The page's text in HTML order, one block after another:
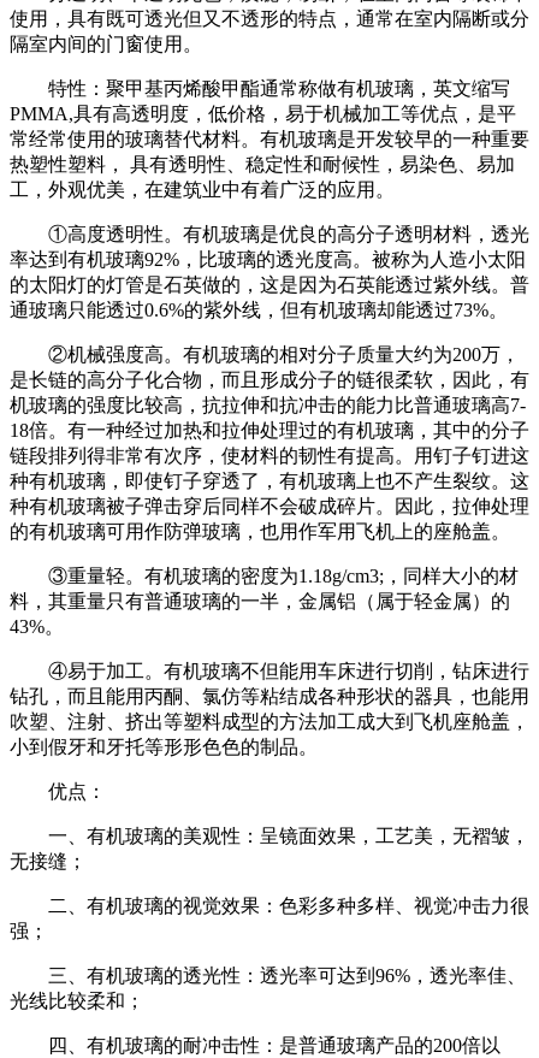
使用，具有既可透光但又不透形的特点，通常在室内隔断或分
隔室内间的门窗使用。
特性：聚甲基丙烯酸甲酯通常称做有机玻璃，英文缩写
PMMA,具有高透明度，低价格，易于机械加工等优点，是平
常经常使用的玻璃替代材料。有机玻璃是开发较早的一种重要
热塑性塑料， 具有透明性、稳定性和耐候性，易染色、易加
工，外观优美，在建筑业中有着广泛的应用。
①高度透明性。有机玻璃是优良的高分子透明材料，透光
率达到有机玻璃92%，比玻璃的透光度高。被称为人造小太阳
的太阳灯的灯管是石英做的，这是因为石英能透过紫外线。普
通玻璃只能透过0.6%的紫外线，但有机玻璃却能透过73%。
②机械强度高。有机玻璃的相对分子质量大约为200万，
是长链的高分子化合物，而且形成分子的链很柔软，因此，有
机玻璃的强度比较高，抗拉伸和抗冲击的能力比普通玻璃高7-
18倍。有一种经过加热和拉伸处理过的有机玻璃，其中的分子
链段排列得非常有次序，使材料的韧性有提高。用钉子钉进这
种有机玻璃，即使钉子穿透了，有机玻璃上也不产生裂纹。这
种有机玻璃被子弹击穿后同样不会破成碎片。因此，拉伸处理
的有机玻璃可用作防弹玻璃，也用作军用飞机上的座舱盖。
③重量轻。有机玻璃的密度为1.18g/cm3;，同样大小的材
料，其重量只有普通玻璃的一半，金属铝（属于轻金属）的
43%。
④易于加工。有机玻璃不但能用车床进行切削，钻床进行
钻孔，而且能用丙酮、氯仿等粘结成各种形状的器具，也能用
吹塑、注射、挤出等塑料成型的方法加工成大到飞机座舱盖，
小到假牙和牙托等形形色色的制品。
优点：
一、有机玻璃的美观性：呈镜面效果，工艺美，无褶皱，
无接缝；
二、有机玻璃的视觉效果：色彩多种多样、视觉冲击力很
强；
三、有机玻璃的透光性：透光率可达到96%，透光率佳、
光线比较柔和；
四、有机玻璃的耐冲击性：是普通玻璃产品的200倍以